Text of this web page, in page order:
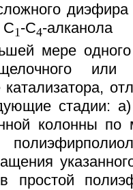
С1-С4-
мере
или
катализатора,
стадии:
колонны
простой